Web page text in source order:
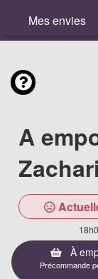
Mes envies
A
À
Précommande